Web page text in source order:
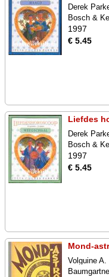
Derek
Bosch &
1997
€ 5.45
Liefdes
Derek
Bosch &
1997
€ 5.45
Mond-
Volguine A.